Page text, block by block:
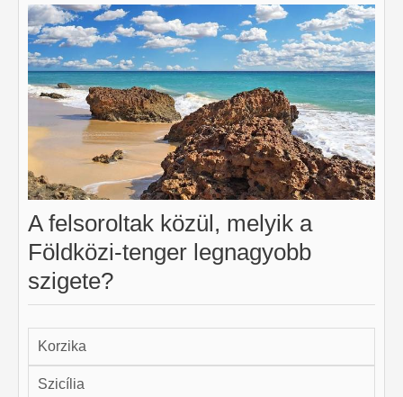
A felsoroltak közül, melyik a
Földközi-tenger legnagyobb
szigete?
Korzika
Szicília